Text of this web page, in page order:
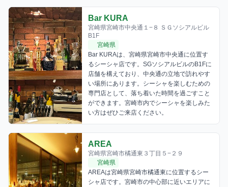
Bar KURA
宮崎県宮崎市中央通１−８ ＳＧソシアルビル
B1F
宮崎県
Bar KURAは、宮崎県宮崎市中央通に位置す
るシーシャ店です。SGソシアルビルのB1Fに
店舗を構えており、中央通の立地で訪れやす
い場所にあります。シーシャを楽しむための
専門店として、落ち着いた時間を過ごすこと
ができます。宮崎市内でシーシャを楽しみた
い方はぜひご来店ください。
AREA
宮崎県宮崎市橘通東３丁目５−２９
宮崎県
AREAは宮崎県宮崎市橘通東に位置するシー
シャ店です。宮崎市の中心部に近いエリアに